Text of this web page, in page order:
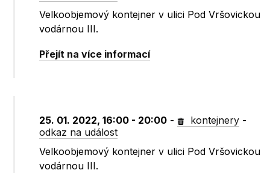
Velkoobjemový kontejner v ulici Pod Vršovickou
vodárnou III.
Přejít na více informací
25. 01. 2022, 16:00 - 20:00 - kontejnery -
odkaz na událost
Velkoobjemový kontejner v ulici Pod Vršovickou
vodárnou III.